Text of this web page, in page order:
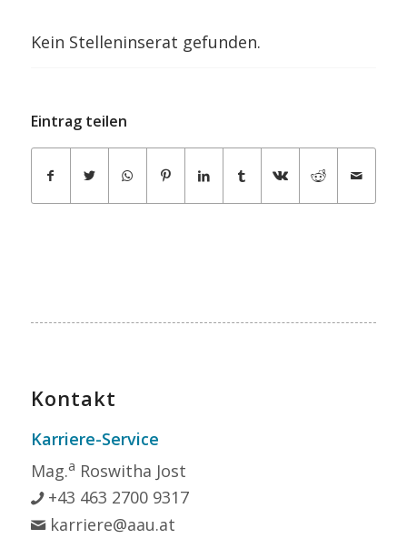
Kein Stelleninserat gefunden.
Eintrag teilen
Kontakt
Karriere-Service
Mag.a Roswitha Jost
+43 463 2700 9317
karriere@aau.at